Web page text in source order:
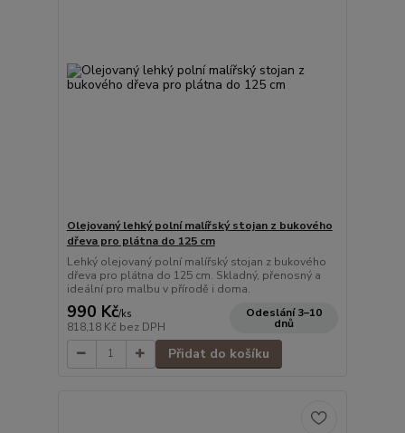
Olejovaný lehký polní malířský stojan z bukového
dřeva pro plátna do 125 cm
Lehký olejovaný polní malířský stojan z bukového
dřeva pro plátna do 125 cm. Skladný, přenosný a
ideální pro malbu v přírodě i doma.
990 Kč/ks
818,18 Kč bez DPH
Odeslání 3–10
dnů
Přidat do košíku